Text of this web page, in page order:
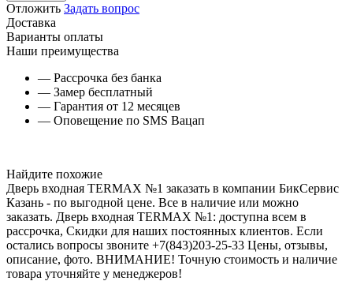
Отложить Задать вопрос
Доставка
Варианты оплаты
Наши преимущества
— Рассрочка без банка
— Замер бесплатный
— Гарантия от 12 месяцев
— Оповещение по SMS Вацап
Найдите похожие
Дверь входная TERMAX №1 заказать в компании БикСервис
Казань - по выгодной цене. Все в наличие или можно
заказать. Дверь входная TERMAX №1: доступна всем в
рассрочка, Скидки для наших постоянных клиентов. Если
остались вопросы звоните +7(843)203-25-33 Цены, отзывы,
описание, фото. ВНИМАНИЕ! Точную стоимость и наличие
товара уточняйте у менеджеров!